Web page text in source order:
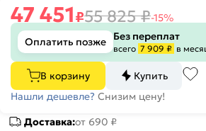
47 451₽55 825₽-15%
Оплатить позже
Без переплат
всего 7 909 ₽ в
В корзину
Купить
Нашли дешевле? Снизим цену!
Доставка:от 690 ₽